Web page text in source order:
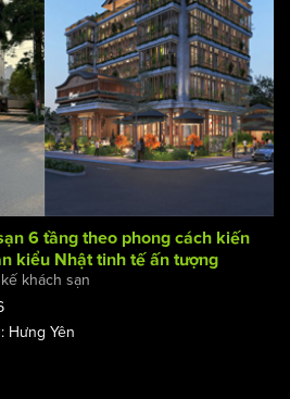
6 tầng theo phong cách kiến
kiểu Nhật tinh tế ấn tượng
khách sạn